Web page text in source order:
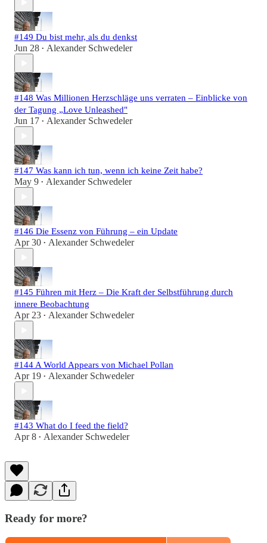
#149 Du bist mehr, als du denkst
Jun 28 • Alexander Schwedeler
#148 Was Millionen Herzschläge uns verraten – Einblicke von
der Tagung „Love Unleashed"
Jun 17 • Alexander Schwedeler
#147 Was kann ich tun, wenn ich keine Zeit habe?
May 9 • Alexander Schwedeler
#146 Die Essenz von Führung – ein Update
Apr 30 • Alexander Schwedeler
#145 Führen mit Herz – Die Kraft der Selbstführung durch
innere Beobachtung
Apr 23 • Alexander Schwedeler
#144 A World Appears von Michael Pollan
Apr 19 • Alexander Schwedeler
#143 What do I feed the field?
Apr 8 • Alexander Schwedeler
Ready for more?